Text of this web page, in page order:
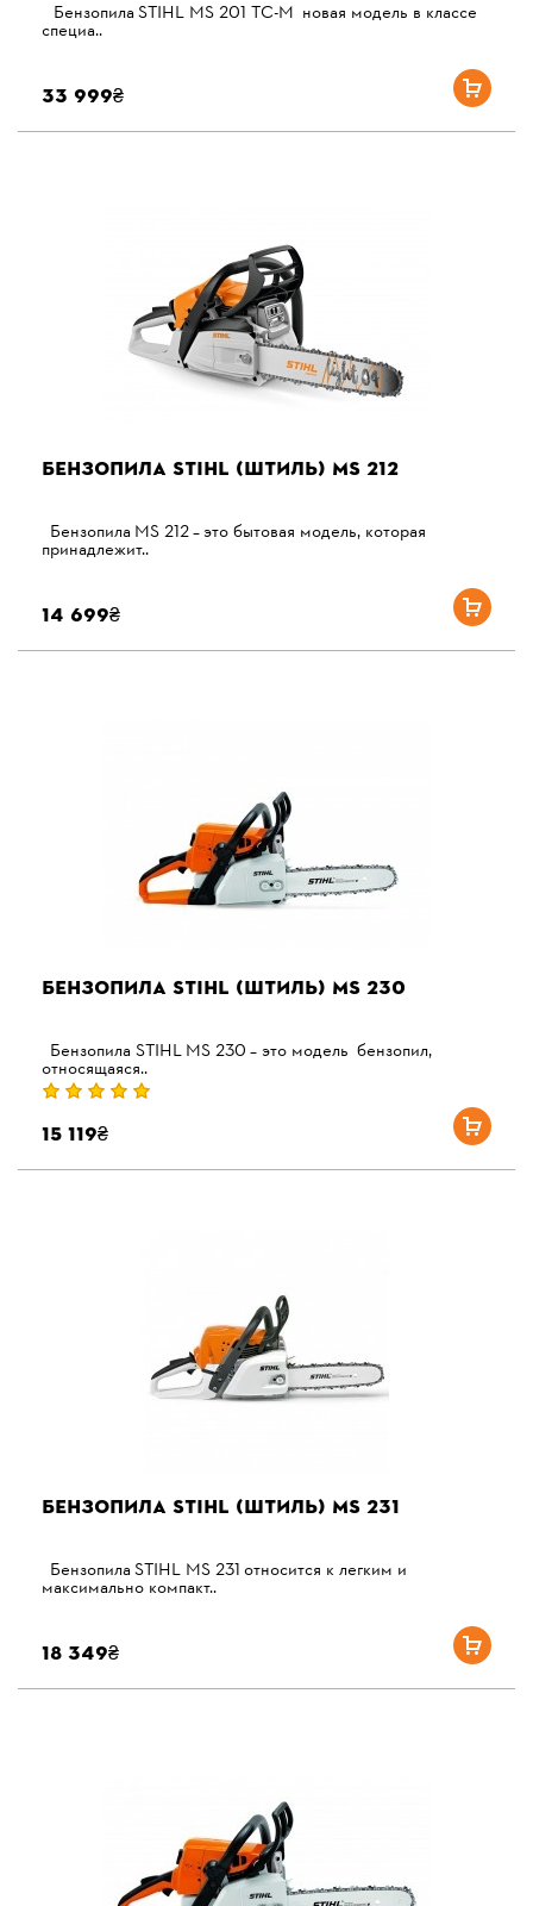
Бензопила STIHL MS 201 TС-М новая модель в классе
специа..
33 999₴
БЕНЗОПИЛА STIHL (ШТИЛЬ) MS 212
Бензопила MS 212 – это бытовая модель, которая
принадлежит..
14 699₴
БЕНЗОПИЛА STIHL (ШТИЛЬ) MS 230
Бензопила STIHL МS 230 – это модель бензопил,
относящаяся..
15 119₴
БЕНЗОПИЛА STIHL (ШТИЛЬ) MS 231
Бензопила STIHL MS 231 относится к легким и
максимально компакт..
18 349₴